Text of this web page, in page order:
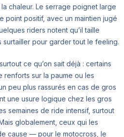
chaleur. Le serrage poignet large
point positif, avec un maintien jugé
riders notent qu’il taille
surtailler pour garder tout le feeling.
ce qu’on sait déjà : certains
renforts sur la paume ou les
peu plus rassurés en cas de gros
une usure logique chez les gros
semaines de ride intensif, surtout
globalement, ceux qui les
cause — pour le motocross, le